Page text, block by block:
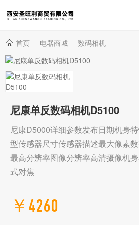
首页 电器商城 数码相机
尼康单反数码相机D5100
尼康D5000详细参数发布日期机身
型传感器尺寸传感器描述最大像素
最高分辨率图像分辨率高清摄像机
式对焦
￥4260